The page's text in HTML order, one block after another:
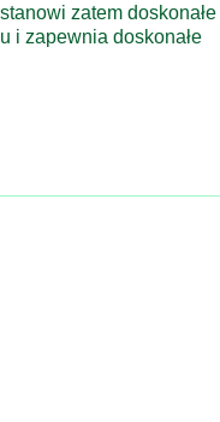
zatem doskonałe
i zapewnia doskonałe